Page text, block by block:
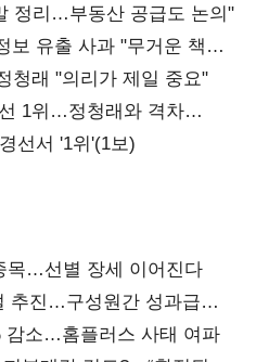
정리…부동산 공급도 논의"
보 유출 사과 "무거운 책임
청래 "의리가 제일 중요"
1위…정청래와 격차
선서 '1위'(1보)
목…선별 장세 이어진다
추진…구성원간 성과급
감소…홈플러스 사태 여파